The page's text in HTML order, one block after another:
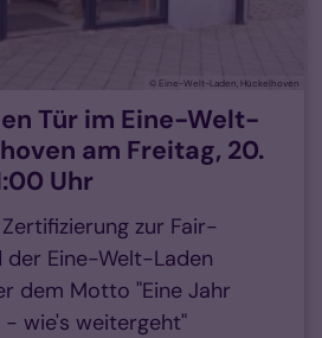
© Eine-Welt-Laden, Hückelhoven
Tür im Eine-Welt-
am Freitag, 20.
Uhr
zur Fair-
Eine-Welt-Laden
dem Motto "Eine Jahr
wie's weitergeht"